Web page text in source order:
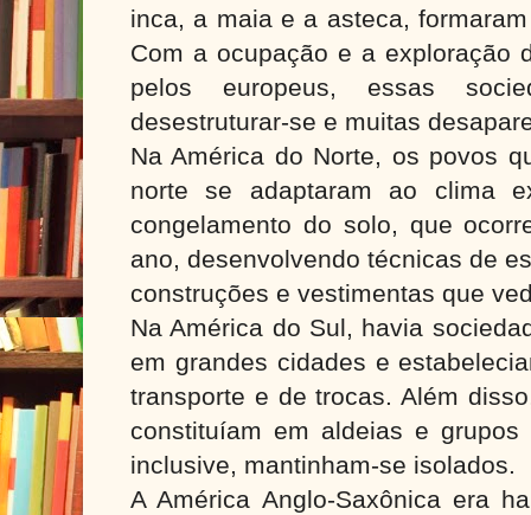
inca, a maia e a asteca,
Com a ocupação e a exploração
pelos europeus, essas
desestruturar-se e muitas
Na América do Norte, os povos
norte se adaptaram ao clima
congelamento do solo, que
ano, desenvolvendo técnicas de
construções e vestimentas que
Na América do Sul, havia
em grandes cidades e
transporte e de trocas. Além
constituíam em aldeias e grupos
inclusive, mantinham-se isolados.
A América Anglo-Saxônica era